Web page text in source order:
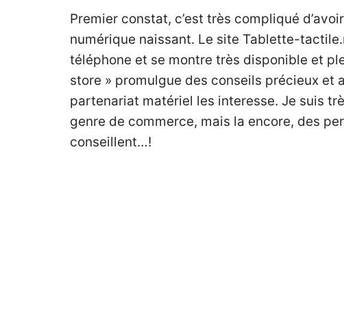
Premier constat, c’est très compliqué
numérique naissant. Le site Tablette-
téléphone et se montre très disponible et
store » promulgue des conseils précieux et
partenariat matériel les interesse. Je suis
genre de commerce, mais la encore, des
conseillent…!